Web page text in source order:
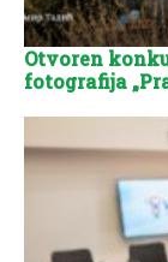
Otvoren
fotografija